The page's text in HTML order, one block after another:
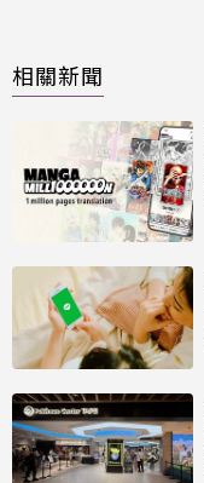
相關新聞